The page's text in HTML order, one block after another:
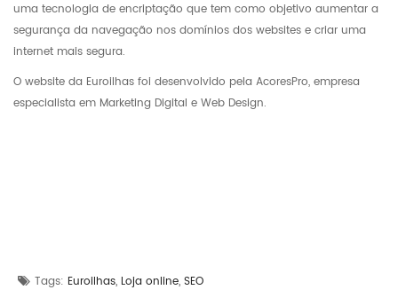
uma tecnologia de encriptação que tem como objetivo aumentar a
segurança da navegação nos domínios dos websites e criar uma
internet mais segura.
O website da Euroilhas foi desenvolvido pela AcoresPro, empresa
especialista em Marketing Digital e Web Design.
Tags: Euroilhas, Loja online, SEO